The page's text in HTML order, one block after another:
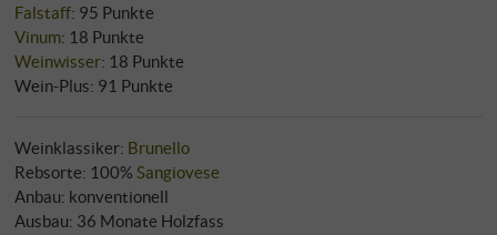
Falstaff: 95 Punkte
Vinum: 18 Punkte
Weinwisser: 18 Punkte
Wein-Plus: 91 Punkte
Weinklassiker: Brunello
Rebsorte: 100%Sangiovese
Anbau: konventionell
Ausbau: 36 Monate Holzfass